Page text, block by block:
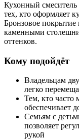
Кухонный
тех, кто оформляет
Бронзовое
каменными
оттенков.
Кому подойдёт
Владельцам
легко
Тем, кто часто
обеспечивает
Семьям с
позволяет
рукой